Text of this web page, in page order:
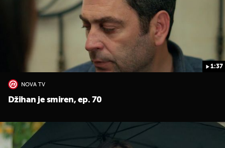
1:37
NOVA TV
Džihan je smiren, ep. 70